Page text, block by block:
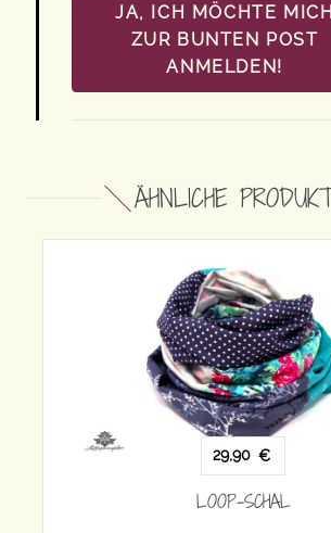
JA, ICH MÖCHTE MICH
ZUR BUNTEN POST
ANMELDEN!
ÄHNLICHE